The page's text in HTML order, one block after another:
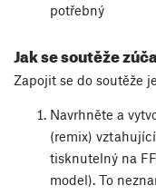
potřebný
Jak se soutěže
Zapojit se do soutěže
Navrhněte a
(remix)
tisknutelný na
model). To